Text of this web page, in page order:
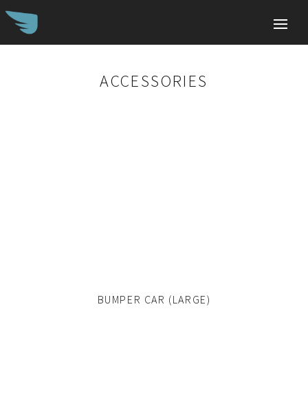
ACCESSORIES
BUMPER CAR (LARGE)